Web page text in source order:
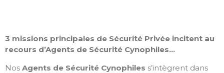
3 missions principales de Sécurité Privée incitent au
recours d’Agents de Sécurité Cynophiles…
Nos Agents de Sécurité Cynophiles s’intègrent dans